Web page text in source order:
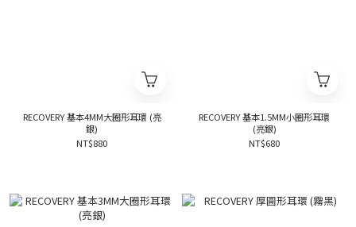
RECOVERY 基本4MM大圈形耳環 (亮
銀)
NT$880
RECOVERY 基本1.5MM小圈形耳環
(亮銀)
NT$680